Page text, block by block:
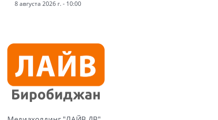
8 августа 2026 г. - 10:00